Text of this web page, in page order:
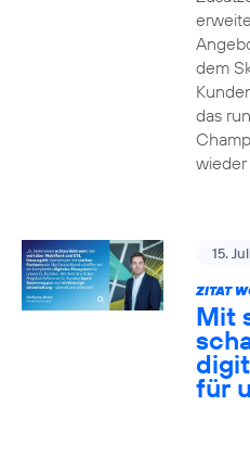
dem
das
15.
ZITAT
Mit
für